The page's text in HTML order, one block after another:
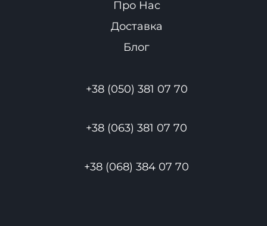
Про Нас
Доставка
Блог
+38 (050) 381 07 70
+38 (063) 381 07 70
+38 (068) 384 07 70